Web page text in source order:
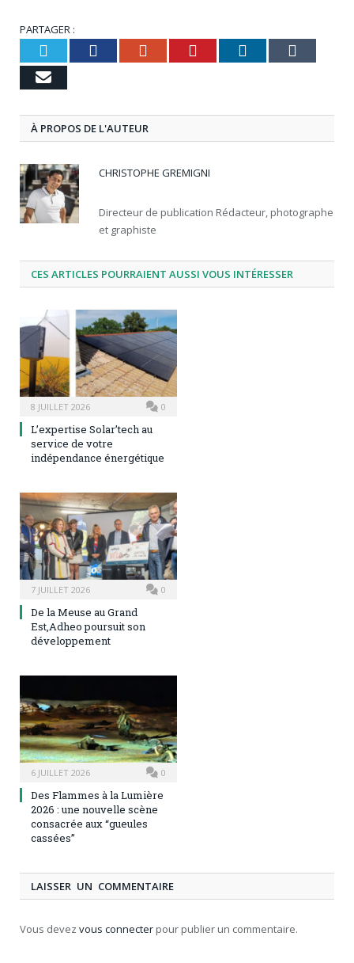
PARTAGER :
TwitterFacebookGoogle+Pinterest
LinkedIn
Email
À PROPOS DE L'AUTEUR
CHRISTOPHE GREMIGNI
Directeur de publication Rédacteur, photographe
et graphiste
CES ARTICLES POURRAIENT AUSSI VOUS INTÉRESSER
8 JUILLET 2026 0
L’expertise Solar’tech au
service de votre
indépendance énergétique
7 JUILLET 2026 0
De la Meuse au Grand
Est,Adheo poursuit son
développement
6 JUILLET 2026 0
Des Flammes à la Lumière
2026 : une nouvelle scène
consacrée aux “gueules
cassées”
LAISSER UN COMMENTAIRE
Vous devez vous connecter pour publier un commentaire.